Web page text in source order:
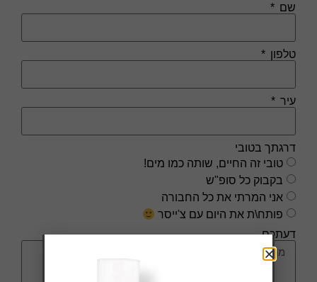
שם
טלפון
עיר
דרגתך בטובי
טובי זה החיים, שותה כמו מים!
בקבוק כל סופ"ש
אני המרתי את כל החבורה
פותח\ת את היום עם צ'ייסר
דעתכם